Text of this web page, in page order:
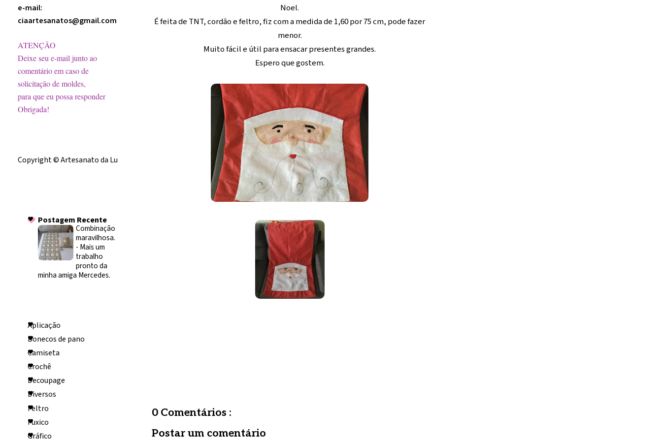
e-mail:
ciaartesanatos@gmail.com
ATENÇÃO
Deixe seu e-mail junto ao
comentário em caso de
solicitação de moldes,
para que eu possa responder
Obrigada!
Copyright © Artesanato da Lu
Postagem Recente
Combinação
maravilhosa.
- Mais um
trabalho
pronto da
minha amiga Mercedes.
Aplicação
Bonecos de pano
Camiseta
Crochê
Decoupage
Diversos
Feltro
Fuxico
Gráfico
Noel.
É feita de TNT, cordão e feltro, fiz com a medida de 1,60 por 75 cm, pode fazer
menor.
Muito fácil e útil para ensacar presentes grandes.
Espero que gostem.
0 Comentários :
Postar um comentário